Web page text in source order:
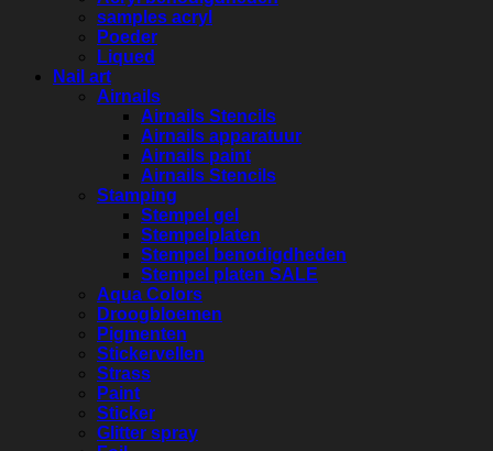
samples acryl
Poeder
Liqued
Nail art
Airnails
Airnails Stencils
Airnails apparatuur
Airnails paint
Airnails Stencils
Stamping
Stempel gel
Stempelplaten
Stempel benodigdheden
Stempel platen SALE
Aqua Colors
Droogbloemen
Pigmenten
Stickervellen
Strass
Paint
Sticker
Glitter spray